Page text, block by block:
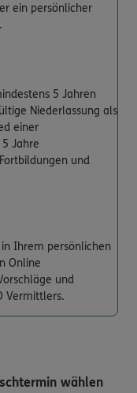
ein persönlicher
5 Jahren
Niederlassung als
einer
Jahre
und
Ihrem persönlichen
Online
und
Vermittlers.
wählen